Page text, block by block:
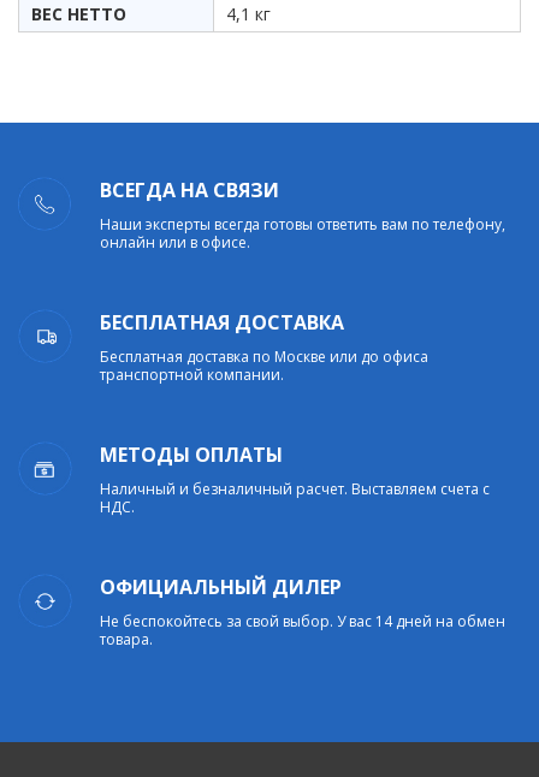
ВЕС НЕТТО 4,1 кг
ВСЕГДА НА СВЯЗИ
Наши эксперты всегда готовы ответить вам по телефону,
онлайн или в офисе.
БЕСПЛАТНАЯ ДОСТАВКА
Бесплатная доставка по Москве или до офиса
транспортной компании.
МЕТОДЫ ОПЛАТЫ
Наличный и безналичный расчет. Выставляем счета с
НДС.
ОФИЦИАЛЬНЫЙ ДИЛЕР
Не беспокойтесь за свой выбор. У вас 14 дней на обмен
товара.